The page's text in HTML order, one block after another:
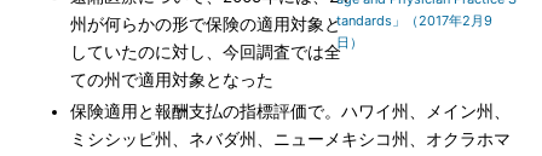
tandards」（2017年2月9
日）
州が何らかの形で保険の適用対象と
していたのに対し、今回調査では全
ての州で適用対象となった
保険適用と報酬支払の指標評価で。ハワイ州、メイン州、
ミシシッピ州、ネバダ州、ニューメキシコ州、オクラホマ